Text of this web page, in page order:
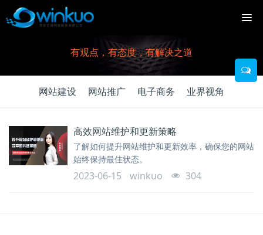
有观点，有态度，有解决之道
网站建设 网站推广 电子商务 业界视角
高效网站维护和更新策略
了解如何提升网站维护和更新效率，确保您的网站
始终保持最佳状态。
2023-06-15 winkuo 304